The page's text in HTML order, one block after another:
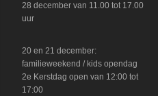
28 december van 11.00 tot 17.00
uur
20 en 21 december:
familieweekend / kids opendag
2e Kerstdag open van 12:00 tot
17:00